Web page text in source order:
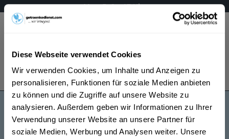
Diese Webseite verwendet Cookies
Wir verwenden Cookies, um Inhalte und Anzeigen zu
personalisieren, Funktionen für soziale Medien anbieten
zu können und die Zugriffe auf unsere Website zu
analysieren. Außerdem geben wir Informationen zu Ihrer
Verwendung unserer Website an unsere Partner für
soziale Medien, Werbung und Analysen weiter. Unsere
Mo – Fr 9 – 17 Uhr
Menü
Bestellung widerrufen
Es gilt unsere Datenschutzerklärung
Sourz